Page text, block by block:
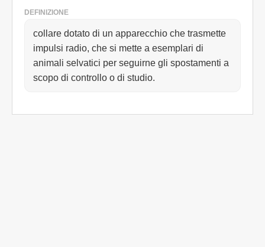
DEFINIZIONE
collare dotato di un apparecchio che trasmette
impulsi radio, che si mette a esemplari di
animali selvatici per seguirne gli spostamenti a
scopo di controllo o di studio.